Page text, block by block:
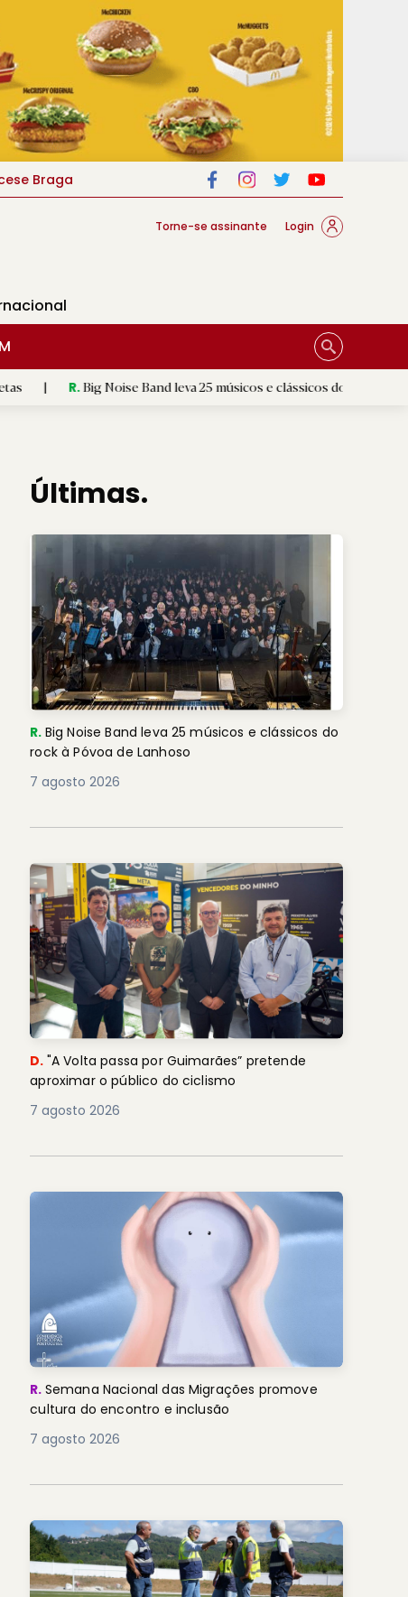
Braga
Torne-se assinante Login
Noise Band leva 25 músicos e clássicos do rock à Póvoa de
Últimas.
R. Big Noise Band leva 25 músicos e clássicos do
rock à Póvoa de Lanhoso
7 agosto 2026
D. "A Volta passa por Guimarães” pretende
aproximar o público do ciclismo
7 agosto 2026
R. Semana Nacional das Migrações promove
cultura do encontro e inclusão
7 agosto 2026